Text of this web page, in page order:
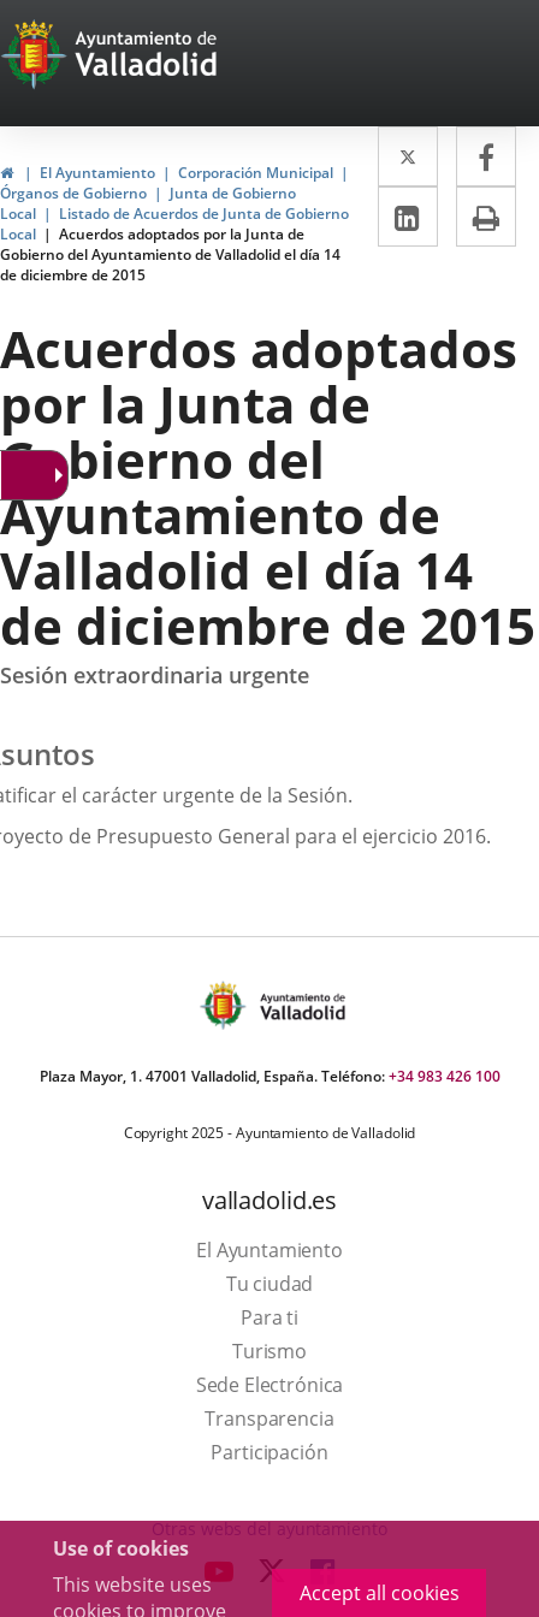
Use of cookies
This website uses
cookies to improve
Accept all cookies
Portal
Web
del
Ayuntamiento
de
Valladolid
HomeEl Ayuntamiento
Corporación Municipal
Órganos de Gobierno
Junta de Gobierno
Local
Listado de Acuerdos de Junta de Gobierno
Local
Acuerdos adoptados por la Junta de
Gobierno del Ayuntamiento de Valladolid el día 14
de diciembre de 2015
Twitter
Enlace
a
una
a
Linkedin
Enlace
a
externa.
Acuerdos adoptados
por la Junta de
Gobierno del
Ayuntamiento de
Valladolid el día 14
de diciembre de 2015
Sesión extraordinaria urgente
el carácter urgente de la Sesión.
de Presupuesto General para el ejercicio 2016.
Plaza Mayor, 1. 47001 Valladolid, España. Teléfono:+34 983 426 100
Copyright 2025 - Ayuntamiento de Valladolid
valladolid.es
El Ayuntamiento
Tu ciudad
Para ti
TurismoThis
link
will
open
a
up
Sede Electrónica
Transparencia
Participación
Otras webs del ayuntamiento
LINK LINK
TO
LINK
TO